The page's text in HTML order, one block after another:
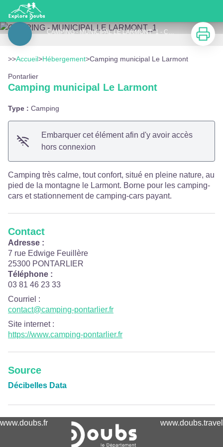
Camping municipal Le Larmont
CAMPING - MUNICIPAL LE LARMONT_1 - CAMPING - MUNICIPAL LE LARMONT
Voir l'image en plein écran
Imprimer
>>Accueil>Hébergement>Camping municipal Le Larmont
Pontarlier
Camping municipal Le Larmont
Type : Camping
Embarquer cet élément afin d'y avoir accès
hors connexion
Camping très calme, tout confort, situé en pleine nature, au
pied de la montagne le Larmont. Borne pour les camping-
cars et stationnement de camping-cars payant.
Contact
Adresse :
7 rue Edwige Feuillère
25300 PONTARLIER
Téléphone :
03 81 46 23 33
Courriel :
contact@camping-pontarlier.fr
Site internet:
https://www.camping-pontarlier.fr
Source
Décibelles Data
www.doubs.fr www.doubs.travel